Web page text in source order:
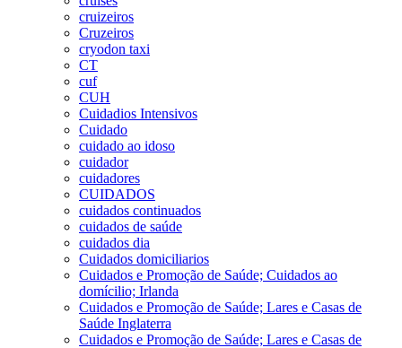
cruizeiros
Cruzeiros
cryodon taxi
CT
cuf
CUH
Cuidadios Intensivos
Cuidado
cuidado ao idoso
cuidador
cuidadores
CUIDADOS
cuidados continuados
cuidados de saúde
cuidados dia
Cuidados domiciliarios
Cuidados e Promoção de Saúde; Cuidados ao
domícilio; Irlanda
Cuidados e Promoção de Saúde; Lares e Casas de
Saúde Inglaterra
Cuidados e Promoção de Saúde; Lares e Casas de